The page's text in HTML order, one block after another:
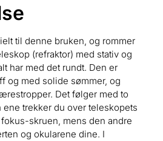
til denne bruken, og rommer
(refraktor) med stativ og
har med det rundt. Den er
og med solide sømmer, og
Det følger med to
trekker du over teleskopets
skruen, mens den andre
og okularene dine. I